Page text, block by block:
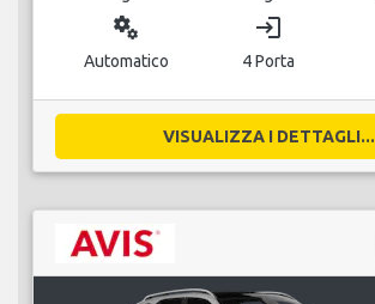
miscellaneous_services
Automatico
login
4 Porta
VISUALIZZA I DETTAGLI...